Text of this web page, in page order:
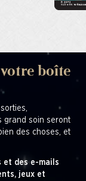
boîte
grand soin seront
des choses, et
et des e-mails
jeux et